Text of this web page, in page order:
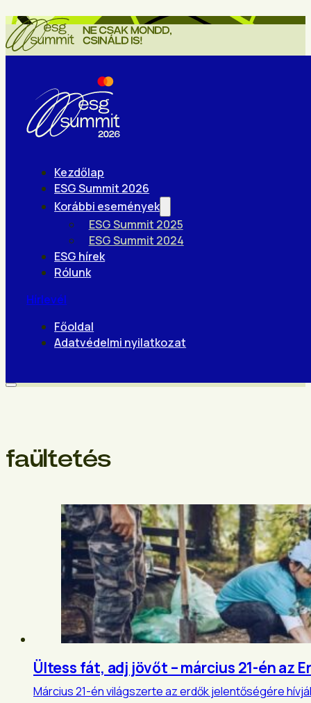
Kezdőlap
ESG Summit 2026
Korábbi események
ESG Summit 2025
ESG Summit 2024
ESG hírek
Rólunk
Hírlevél
Főoldal
Adatvédelmi nyilatkozat
faültetés
Ültess fát, adj jövőt – március 21-én az
Március 21-én világszerte az erdők jelentőségére